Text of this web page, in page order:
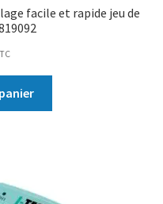
facile et rapide jeu de